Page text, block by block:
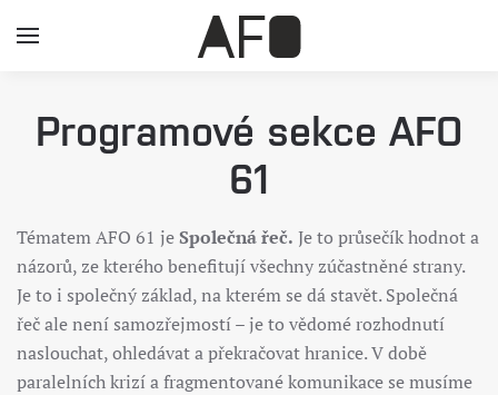
Programové sekce AFO
61
Tématem AFO 61 jeSpolečná řeč. Je to průsečík hodnot a
názorů, ze kterého benefitují všechny zúčastněné strany.
Je to i společný základ, na kterém se dá stavět. Společná
řeč ale není samozřejmostí – je to vědomé rozhodnutí
naslouchat, ohledávat a překračovat hranice. V době
paralelních krizí a fragmentované komunikace se musíme